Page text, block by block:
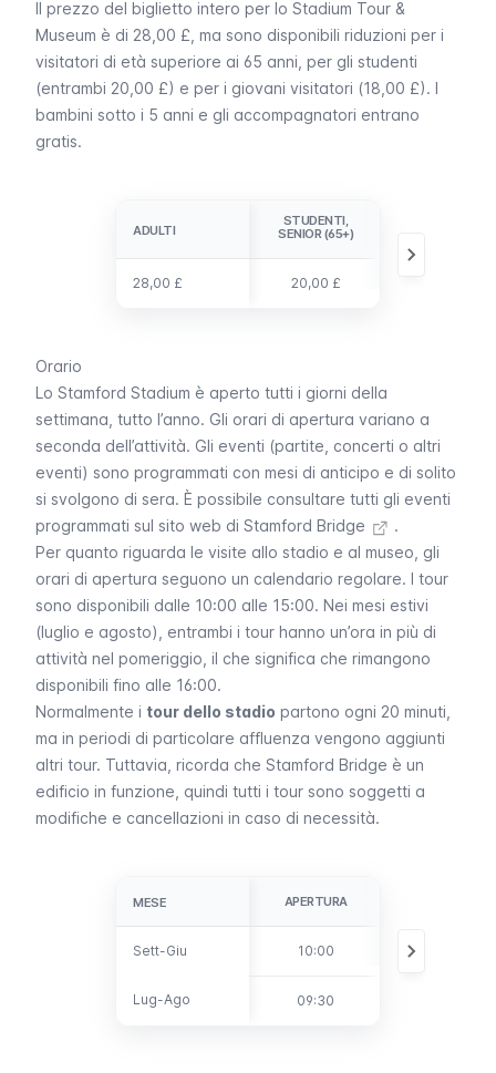
Il prezzo del biglietto intero per lo Stadium Tour &
Museum è di 28,00 £, ma sono disponibili riduzioni per i
visitatori di età superiore ai 65 anni, per gli studenti
(entrambi 20,00 £) e per i giovani visitatori (18,00 £). I
bambini sotto i 5 anni e gli accompagnatori entrano
gratis.
ADULTI
28,00 £
ADULTI
STUDENTI,
SENIOR (65+)
28,00 £ 20,00 £
Orario
Lo Stamford Stadium è aperto tutti i giorni della
settimana, tutto l’anno. Gli orari di apertura variano a
seconda dell’attività. Gli eventi (partite, concerti o altri
eventi) sono programmati con mesi di anticipo e di solito
si svolgono di sera. È possibile consultare tutti gli eventi
programmati sul sito web di Stamford Bridge
.
Per quanto riguarda le visite allo stadio e al museo, gli
orari di apertura seguono un calendario regolare. I tour
sono disponibili dalle 10:00 alle 15:00. Nei mesi estivi
(luglio e agosto), entrambi i tour hanno un’ora in più di
attività nel pomeriggio, il che significa che rimangono
disponibili fino alle 16:00.
Normalmente i tour dello stadio partono ogni 20 minuti,
ma in periodi di particolare affluenza vengono aggiunti
altri tour. Tuttavia, ricorda che Stamford Bridge è un
edificio in funzione, quindi tutti i tour sono soggetti a
modifiche e cancellazioni in caso di necessità.
MESE
Sett-Giu
Lug-Ago
MESE APERTURA
Sett-Giu 10:00
Lug-Ago 09:30